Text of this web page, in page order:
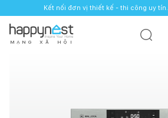
Kết nối đơn vị thiết kế - thi công uy tín.
M Ạ N G X Ã H Ộ I